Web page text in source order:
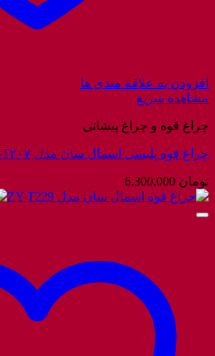
افزودن به علاقه مندی ها
مشاهده سریع
چراغ قوه و چراغ پیشانی
چراغ قوه پلیسی اسمال سان مدل ZY-T۲۰۷
تومان